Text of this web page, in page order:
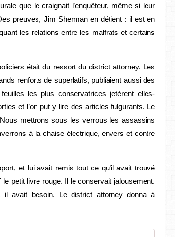
que le craignait l’enquêteur, même si leur
preuves, Jim Sherman en détient : il est en
les relations entre les malfrats et certains
était du ressort du district attorney. Les
renforts de superlatifs, publiaient aussi des
les plus conservatrices jetèrent elles-
et l’on put y lire des articles fulgurants. Le
mettrons sous les verrous les assassins
à la chaise électrique, envers et contre
et lui avait remis tout ce qu’il avait trouvé
petit livre rouge. Il le conservait jalousement.
il avait besoin. Le district attorney donna à